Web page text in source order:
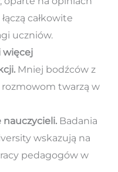
całkowite
uczniów.
więcej
Mniej bodźców z
twarzą w
nauczycieli.Badania
wskazują na
pedagogów w